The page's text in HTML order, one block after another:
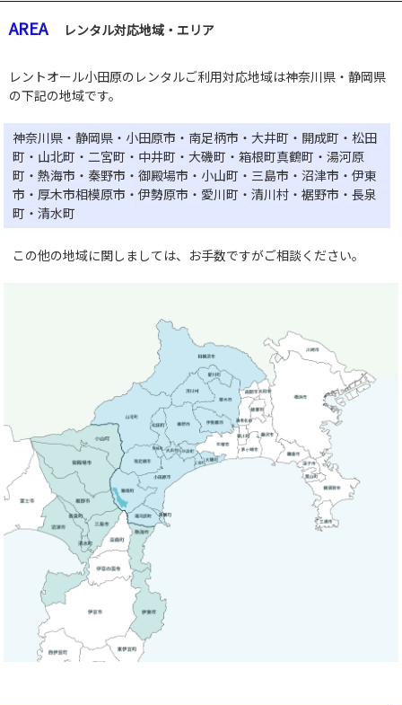
AREA レンタル対応地域・エリア
レントオール小田原のレンタルご利用対応地域は神奈川県・静岡県
の下記の地域です。
神奈川県・静岡県・小田原市・南足柄市・大井町・開成町・松田
町・山北町・二宮町・中井町・大磯町・箱根町真鶴町・湯河原
町・熱海市・秦野市・御殿場市・小山町・三島市・沼津市・伊東
市・厚木市相模原市・伊勢原市・愛川町・清川村・裾野市・長泉
町・清水町
この他の地域に関しましては、お手数ですがご相談ください。